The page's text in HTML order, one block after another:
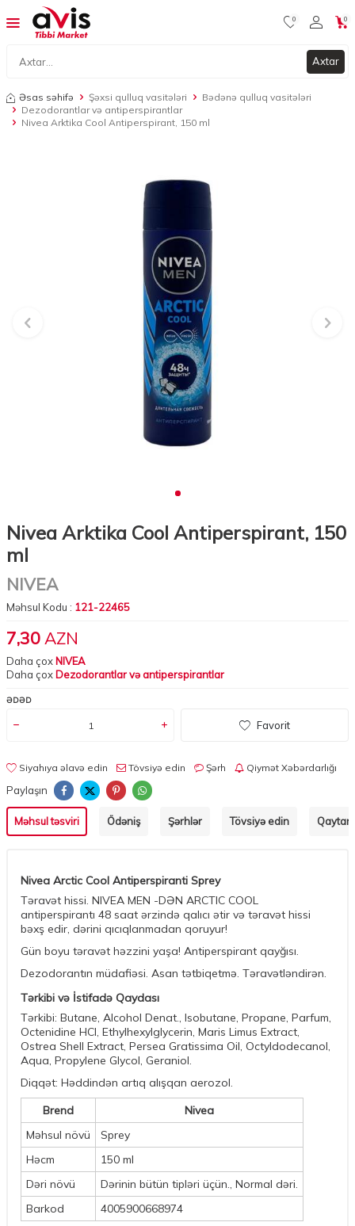
Axtar
0 0
Əsas səhifə Şəxsi qulluq vasitələri
Bədənə qulluq vasitələri
Dezodorantlar və antiperspirantlar
Nivea Arktika Cool Antiperspirant, 150 ml
Nivea Arktika Cool Antiperspirant, 150
ml
NIVEA
Məhsul Kodu : 121-22465
7,30 AZN
Daha çox NIVEA
Daha çox Dezodorantlar və antiperspirantlar
ƏDƏD
Favorit
Siyahıya əlavə edin Tövsiyə edin Şərh Qiymət Xəbərdarlığı
Paylaşın
Məhsul təsviri Ödəniş Şərhlər Tövsiyə edin
Nivea Arctic Cool Antiperspiranti Sprey
Təravət hissi. NIVEA MEN -DƏN ARCTIC COOL
antiperspirantı 48 saat ərzində qalıcı ətir və təravət hissi
bəxş edir, dərini qıcıqlanmadan qoruyur!
Gün boyu təravət həzzini yaşa! Antiperspirant qayğısı.
Dezodorantın müdafiəsi. Asan tətbiqetmə. Təravətləndirən.
Tərkibi və İstifadə Qaydası
Tərkibi: Butane, Alcohol Denat., Isobutane, Propane, Parfum,
Octenidine HCl, Ethylhexylglycerin, Maris Limus Extract,
Ostrea Shell Extract, Persea Gratissima Oil, Octyldodecanol,
Aqua, Propylene Glycol, Geraniol.
Diqqət: Həddindən artıq alışqan aerozol.
Brend
Nivea
Məhsul növü
Sprey
Həcm
150 ml
Dəri növü
Dərinin bütün tipləri üçün., Normal dəri.
Barkod
4005900668974